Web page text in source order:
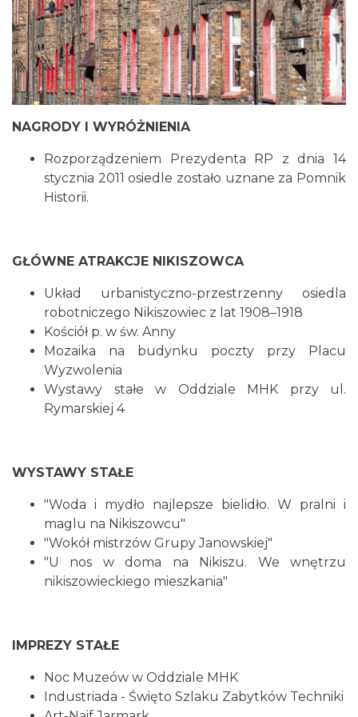
NAGRODY I WYRÓŻNIENIA
Rozporządzeniem Prezydenta RP z dnia 14
stycznia 2011 osiedle zostało uznane za Pomnik
Historii.
GŁÓWNE ATRAKCJE NIKISZOWCA
Układ urbanistyczno-przestrzenny osiedla
robotniczego Nikiszowiec z lat 1908–1918
Kościół p. w św. Anny
Mozaika na budynku poczty przy Placu
Wyzwolenia
Wystawy stałe w Oddziale MHK przy ul.
Rymarskiej 4
WYSTAWY STAŁE
"Woda i mydło najlepsze bielidło. W pralni i
maglu na Nikiszowcu"
"Wokół mistrzów Grupy Janowskiej"
"U nos w doma na Nikiszu. We wnętrzu
nikiszowieckiego mieszkania"
IMPREZY STAŁE
Noc Muzeów w Oddziale MHK
Industriada - Święto Szlaku Zabytków Techniki